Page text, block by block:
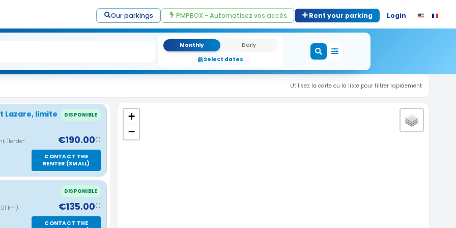
Our parkings PMPBOX - Automatisez vos accès Rent your parking Login
Monthly
Daily
Select dates
Utilisez la carte ou la liste pour filtrer rapidement
Lazare, limite
DISPONIBLE
Île-de- €190.00(1)
CONTACT THE
RENTER (SMALL)
DISPONIBLE
km) €135.00(1)
CONTACT THE
+
−